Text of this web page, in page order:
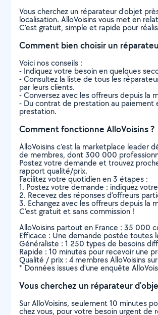
Vous cherchez un réparateur d'objet
localisation. AlloVoisins vous met en
C’est gratuit, simple et rapide pour
Comment bien choisir un
Voici nos conseils :
- Indiquez votre besoin en quelques
- Consultez la liste de tous les
par leurs clients.
- Conversez avec les offreurs depuis la
- Du contrat de prestation au paiement
prestation.
Comment fonctionne AlloVoisins ?
AlloVoisins c’est la marketplace leader
de membres, dont 300 000
Postez votre demande et trouvez
rapport qualité/prix.
Facilitez votre quotidien en 3 étapes :
1. Postez votre demande : indiquez
2. Recevez des réponses d’offreurs
3. Echangez avec les offreurs depuis la
C’est gratuit et sans commission !
AlloVoisins partout en France : 35 000
Efficace : Une demande postée toutes
Généraliste : 1 250 types de besoins
Rapide : 10 minutes pour recevoir une
Qualité / prix : 4 membres AlloVoisins
* Données issues d’une enquête
Vous cherchez un réparateur
Sur AlloVoisins, seulement 10 minutes
chez vous, pour votre besoin urgent de